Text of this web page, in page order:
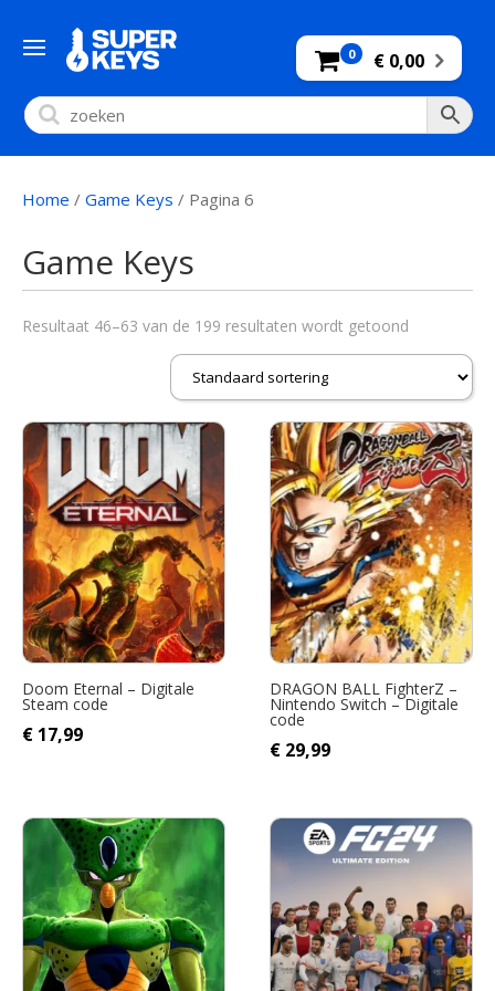
0 € 0,00
Home / Game Keys / Pagina 6
Game Keys
Resultaat 46–63 van de 199 resultaten wordt getoond
Doom Eternal – Digitale
Steam code
€ 17,99
DRAGON BALL FighterZ –
Nintendo Switch – Digitale
code
€ 29,99